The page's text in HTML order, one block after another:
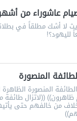
عاشوراء من
لا أشك مطلقاً في
لليهود؟!
المنصورة
المنصورة
ظاهرون)) ((لاتزال
من خالفهم حتى